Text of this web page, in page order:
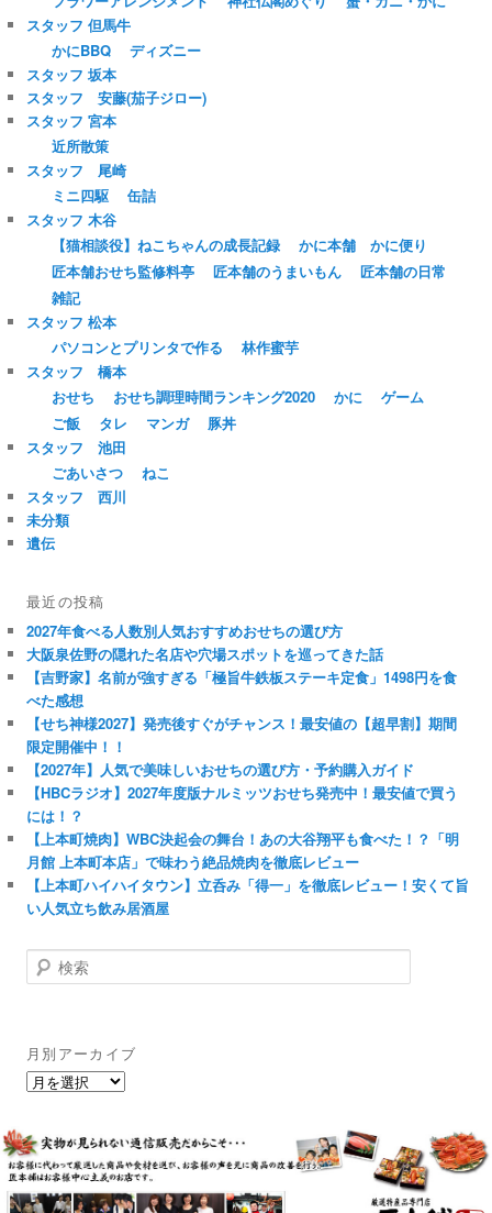
スタッフ 但馬牛
かにBBQ
ディズニー
スタッフ 坂本
スタッフ 安藤(茄子ジロー)
スタッフ 宮本
近所散策
スタッフ 尾崎
ミニ四駆
缶詰
スタッフ 木谷
【猫相談役】ねこちゃんの成長記録
かに本舗 かに便り
匠本舗おせち監修料亭
匠本舗のうまいもん
匠本舗の日常
雑記
スタッフ 松本
パソコンとプリンタで作る
林作蜜芋
スタッフ 橋本
おせち
おせち調理時間ランキング2020 かに
ゲーム
ご飯
タレ マンガ
豚丼
スタッフ 池田
ごあいさつ
ねこ
スタッフ 西川
未分類
遺伝
最近の投稿
2027年食べる人数別人気おすすめおせちの選び方
大阪泉佐野の隠れた名店や穴場スポットを巡ってきた話
【吉野家】名前が強すぎる「極旨牛鉄板ステーキ定食」1498円を食
べた感想
【せち神様2027】発売後すぐがチャンス！最安値の【超早割】期間
限定開催中！！
【2027年】人気で美味しいおせちの選び方・予約購入ガイド
【HBCラジオ】2027年度版ナルミッツおせち発売中！最安値で買う
には！？
【上本町焼肉】WBC決起会の舞台！あの大谷翔平も食べた！？「明
月館 上本町本店」で味わう絶品焼肉を徹底レビュー
【上本町ハイハイタウン】立呑み「得一」を徹底レビュー！安くて旨
い人気立ち飲み居酒屋
検
索
月別アーカイブ
月
ー
カ
イ
ブ